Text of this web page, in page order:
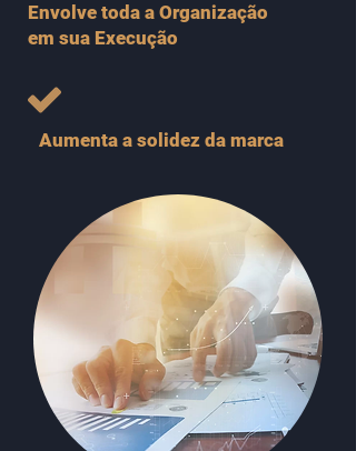
Envolve toda a Organização
em sua Execução
Aumenta a solidez da marca